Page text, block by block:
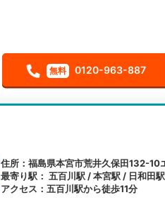
無料 0120-963-887
住所：福島県本宮市荒井久保田132-10
最寄り駅： 五百川駅 / 本宮駅 / 日和田駅
アクセス：五百川駅から徒歩11分